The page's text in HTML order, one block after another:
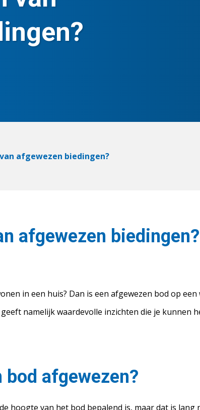
afgewezen biedingen?
afgewezen biedingen?
in een huis? Dan is een afgewezen bod op
namelijk waardevolle inzichten die je kunnen
bod afgewezen?
hoogte van het bod bepalend is, maar dat is